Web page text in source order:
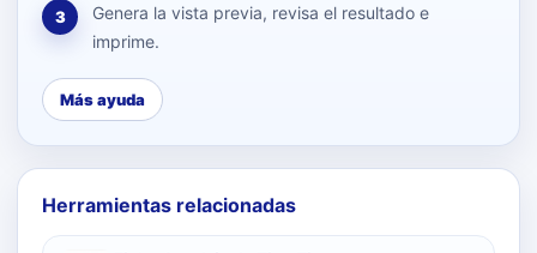
3
Genera la vista previa, revisa el resultado e
imprime.
Más ayuda
Herramientas relacionadas